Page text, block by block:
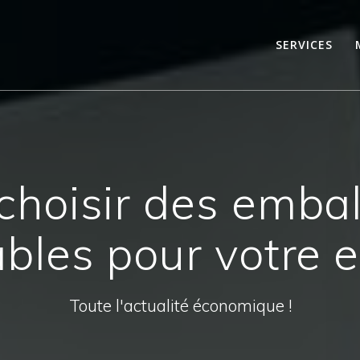
SERVICES
des
pour votre
Toute l'actualité économique !